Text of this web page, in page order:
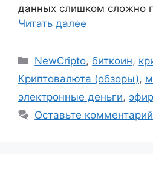
данных слишком сложно
Читать далее
Рубрики
NewCripto,биткоин,
Криптовалюта (обзоры),
электронные деньги,
Оставьте комментарий